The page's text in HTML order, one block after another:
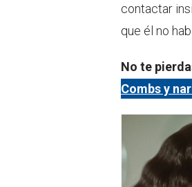
contactar
que él no
No te
Combs y